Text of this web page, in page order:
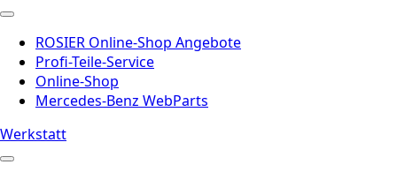
ROSIER Online-Shop Angebote
Profi-Teile-Service
Online-Shop
Mercedes-Benz WebParts
Werkstatt